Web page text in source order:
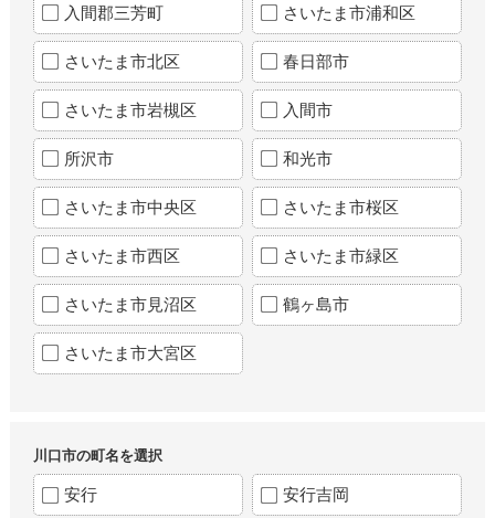
入間郡三芳町 さいたま市浦和区
さいたま市北区 春日部市
さいたま市岩槻区 入間市
所沢市 和光市
さいたま市中央区 さいたま市桜区
さいたま市西区 さいたま市緑区
さいたま市見沼区 鶴ヶ島市
さいたま市大宮区
川口市の町名を選択
安行 安行吉岡